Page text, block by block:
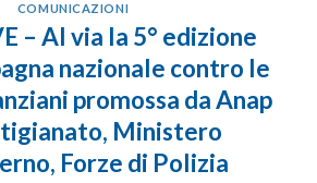
COMUNICAZIONI
– Al via la 5° edizione
nazionale contro le
promossa da Anap
Ministero
Forze di Polizia